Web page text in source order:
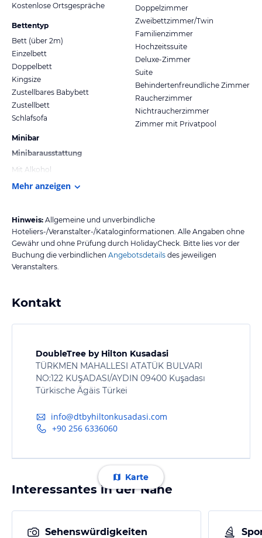
Kostenlose Ortsgespräche
Bettentyp
Bett (über 2m)
Einzelbett
Doppelbett
Kingsize
Zustellbares Babybett
Zustellbett
Schlafsofa
Minibar
Minibarausstattung
Mit Alkohol
Doppelzimmer
Zweibettzimmer/Twin
Familienzimmer
Hochzeitssuite
Deluxe-Zimmer
Suite
Behindertenfreundliche Zimmer
Raucherzimmer
Nichtraucherzimmer
Zimmer mit Privatpool
Mehr anzeigen
Hinweis: Allgemeine und unverbindliche
Hoteliers-/Veranstalter-/Kataloginformationen. Alle Angaben ohne
Gewähr und ohne Prüfung durch HolidayCheck. Bitte lies vor der
Buchung die verbindlichen Angebotsdetails des jeweiligen
Veranstalters.
Kontakt
DoubleTree by Hilton Kusadasi
TÜRKMEN MAHALLESI ATATÜK BULVARI
NO:122 KUŞADASI/AYDIN 09400 Kuşadası
Türkische Ägäis Türkei
info@dtbyhiltonkusadasi.com
+90 256 6336060
Karte
Interessantes in der Nähe
Sehenswürdigkeiten